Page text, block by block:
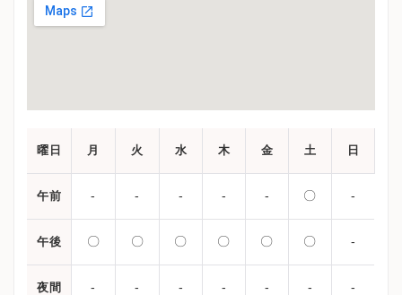
曜日 月 火 水 木 金 土 日
午前 - - - - - 〇 -
午後 〇 〇 〇 〇 〇 〇 -
夜間 - - - - - - -